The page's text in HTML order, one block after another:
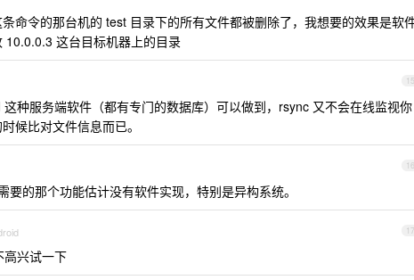
命令的那台机的 test 目录下的所有文件都被删除了，我想要的效果是软
这台目标机器上的目录
15
种服务端软件（都有专门的数据库）可以做到，rsync 又不会在线监视你
候比对文件信息而已。
16
的那个功能估计没有软件实现，特别是异构系统。
17
高兴试一下